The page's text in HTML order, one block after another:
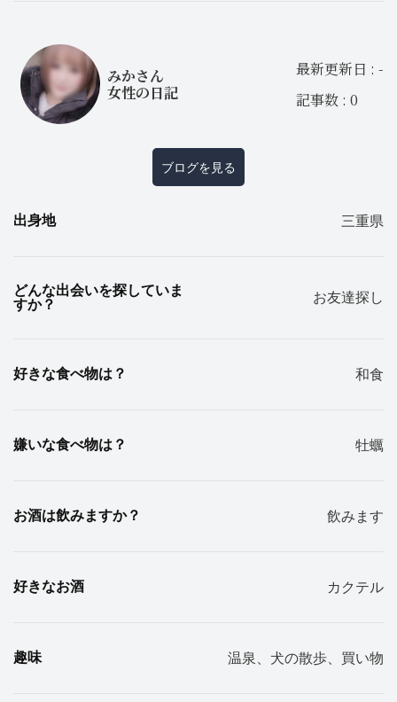
みかさん
女性の日記
最新更新日 : -
記事数 : 0
ブログを見る
出身地 三重県
どんな出会いを探していま
すか？
お友達探し
好きな食べ物は？ 和食
嫌いな食べ物は？ 牡蠣
お酒は飲みますか？ 飲みます
好きなお酒 カクテル
趣味 温泉、犬の散歩、買い物